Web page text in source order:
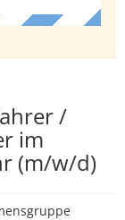
/
im
(m/w/d)